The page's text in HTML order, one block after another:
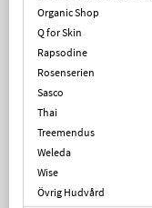
Organic Shop
Q for Skin
Rapsodine
Rosenserien
Sasco
Thai
Treemendus
Weleda
Wise
Övrig Hudvård